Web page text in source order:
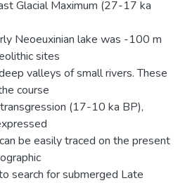
Glacial Maximum (27-17 ka
Neoeuxinian lake was -100 m
sites
valleys of small rivers. These
course
(17-10 ka BP),
be easily traced on the present
search for submerged Late